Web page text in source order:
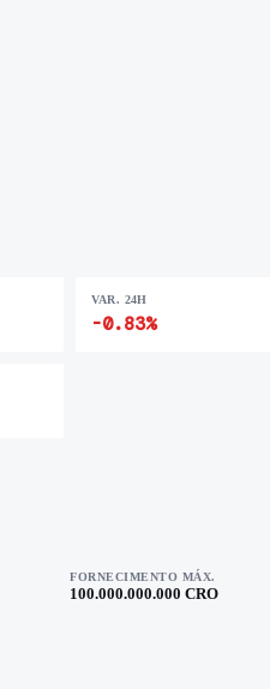
VAR. 24H
-0.83%
FORNECIMENTO MÁX.
100.000.000.000 CRO